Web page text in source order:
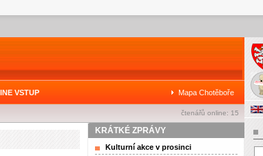
VSTUP Mapa Chotěboře
čtenářů online: 15
KRÁTKÉ ZPRÁVY
Kulturní akce v prosinci